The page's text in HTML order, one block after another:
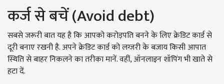
कर्ज से बचें (Avoid debt)
सबसे जरूरी बात यह है कि आपको करोड़पति बनने के लिए क्रेडिट कार्ड से
दूरी बनाए रखनी है. अपने क्रेडिट कार्ड को लग्जरी के बजाय किसी आपात
स्थिति से बाहर निकलने का तरीका मानें. वहीं, ऑनलाइन शॉपिंग भी खाते से
हटा दें.